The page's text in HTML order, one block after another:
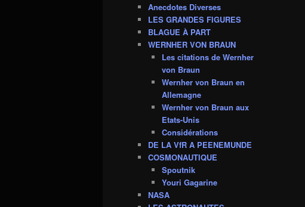
Anecdotes Diverses
LES GRANDES FIGURES
BLAGUE À PART
WERNHER VON BRAUN
Les citations de Wernher
von Braun
Wernher von Braun en
Allemagne
Wernher von Braun aux
Etats-Unis
Considérations
DE LA VfR A PEENEMUNDE
COSMONAUTIQUE
Spoutnik
Youri Gagarine
NASA